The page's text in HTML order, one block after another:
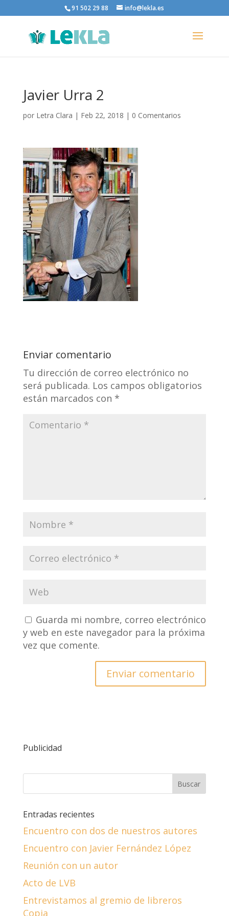
91 502 29 88 info@lekla.es
Javier Urra 2
por Letra Clara | Feb 22, 2018 | 0 Comentarios
Enviar comentario
Tu dirección de correo electrónico no
será publicada. Los campos obligatorios
están marcados con *
Guarda mi nombre, correo electrónico
y web en este navegador para la próxima
vez que comente.
Publicidad
Entradas recientes
Encuentro con dos de nuestros autores
Encuentro con Javier Fernández López
Reunión con un autor
Acto de LVB
Entrevistamos al gremio de libreros
Copia